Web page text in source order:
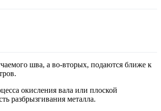
шва, а во-вторых, подаются ближе к
окисления вала или плоской
разбрызгивания металла.